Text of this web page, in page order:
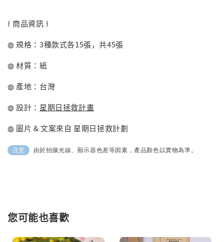
꒰ 商品資訊 ꒱
◍ 規格：3種款式各15張，共45張
◍ 材質：紙
◍ 產地：台灣
◍ 設計： 星期日拯救計畫
◍ 圖片 & 文案來自 星期日拯救計劃
注意 由於拍攝光線、顯示器色差等因素，產品顏色以實物為準。
您可能也喜歡